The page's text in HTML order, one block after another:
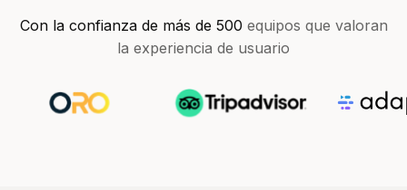
Con la confianza de más de 500 equipos que valoran
la experiencia de usuario